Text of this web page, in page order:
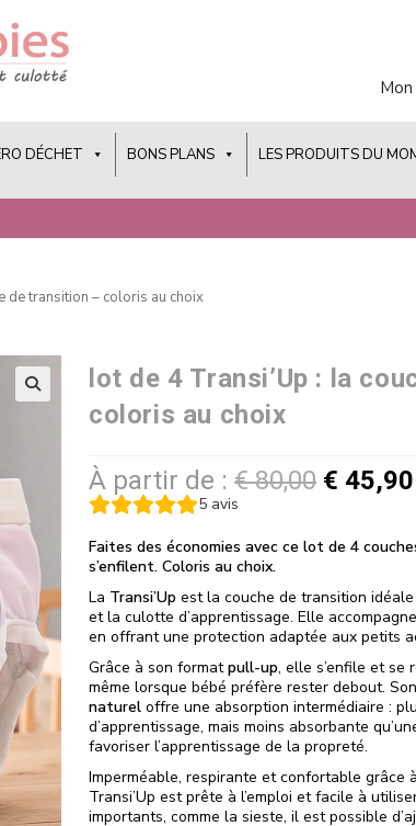
DÉCHET BONS PLANS LES PRODUITS DU
de transition – coloris au choix
lot de 4 Transi’Up : la
coloris au choix
À partir de : €80,00 € 45,90
5avis
Faites des économies avec ce lot de 4
s’enfilent. Coloris au choix.
La Transi’Up est la couche de transition
et la culotte d’apprentissage. Elle
en offrant une protection adaptée aux petits
Grâce à son formatpull-up, elle s’enfile et se
même lorsque bébé préfère rester debout.
natureloffre une absorption intermédiaire :
d’apprentissage, mais moins absorbante
favoriser l’apprentissage de la propreté.
Imperméable, respirante et confortable grâce
Transi’Up est prête à l’emploi et facile à
importants, comme la sieste, il est possible